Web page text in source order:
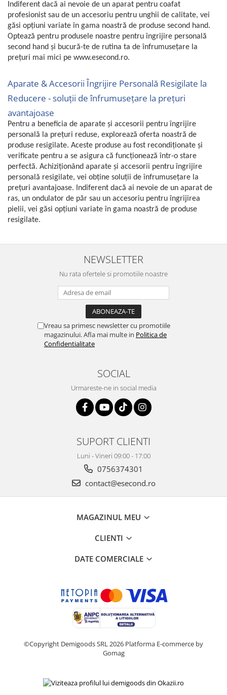
Hrana bebelusi
Igiena si ingrijire
Jucarii si Jocuri
Maternitate
Petshop
Acvaristica
Castroane si adapatori animale
Igiena animale de companie
Mobila si transport animale de
companie
Zgarzi, lese si hamuri
PC, Periferice & Software
Componente PC
Desktop PC & Monitoare
Imprimante, Scanere &
Consumabile
Retelistica & Supraveghere
Servere, Componente & UPS
Accesorii antrenament
Accesorii sportive
Articole Voiaj
Sporturi de interior
Aparate Foto & Accesorii
Camere video si sport
Playere, Boxe & Casti
Telescoape & Optica
Indiferent dacă ai nevoie de un aparat pentru coafat
profesionist sau de un accesoriu pentru unghii de calitate, vei
găsi opțiuni variate în gama noastră de produse second hand.
Optează pentru produsele noastre pentru îngrijire personală
second hand și bucură-te de rutina ta de înfrumusețare la
prețuri mai mici pe www.esecond.ro.
Aparate & Accesorii Îngrijire Personală Resigilate la
Reducere - soluții de înfrumusețare la prețuri
avantajoase
Pentru a beneficia de aparate și accesorii pentru îngrijire
personală la prețuri reduse, explorează oferta noastră de
produse resigilate. Aceste produse au fost recondiționate și
verificate pentru a se asigura că funcționează într-o stare
perfectă. Achiziționând aparate și accesorii pentru îngrijire
personală resigilate, vei obține soluții de înfrumusețare la
prețuri avantajoase. Indiferent dacă ai nevoie de un aparat de
ras, un ondulator de păr sau un accesoriu pentru îngrijirea
pielii, vei găsi opțiuni variate în gama noastră de produse
resigilate.
NEWSLETTER
Nu rata ofertele si promotiile noastre
Vreau sa primesc newsletter cu promotiile
magazinului. Afla mai multe in Politica de
Confidentialitate
SOCIAL
Urmareste-ne in social media
SUPORT CLIENTI
Luni - Vineri 09:00 - 17:00
0756374301
contact@esecond.ro
MAGAZINUL MEU
CLIENTI
DATE COMERCIALE
©Copyright Demigoods SRL 2026 Platforma E-commerce by
Gomag